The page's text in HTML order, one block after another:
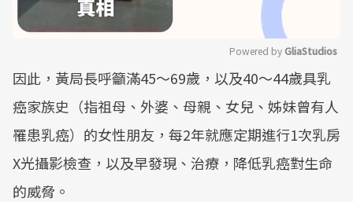
Mute
Powered by GliaStudios
因此，黃局長呼籲滿45～69歲，以及40～44歲具乳
癌家族史（指祖母、外婆、母親、女兒、姊妹曾有人
罹患乳癌）的女性朋友，每2年就應定期進行1次乳房
X光攝影檢查，以及早發現、治療，降低乳癌對生命
的威脅。